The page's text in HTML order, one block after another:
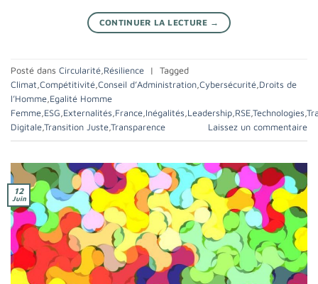
CONTINUER LA LECTURE →
Posté dans Circularité Résilience |
Tagged
Climat Compétitivité Conseil d’Administration Cybersécurité Droits de
l’Homme Egalité Homme
Femme ESG Externalités France Inégalités Leadership RSE Technologies
Digitale Transition Juste Transparence Laissez un commentaire
12
Juin